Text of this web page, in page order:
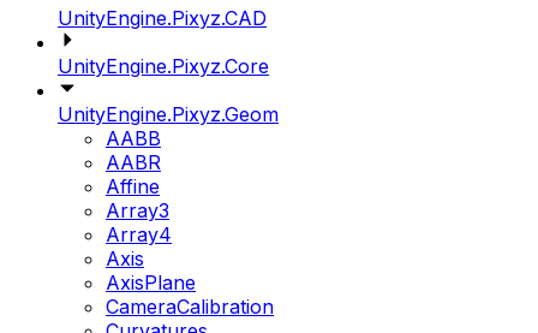
UnityEngine.Pixyz.CAD
UnityEngine.Pixyz.Core
UnityEngine.Pixyz.Geom
AABB
AABR
Affine
Array3
Array4
Axis
AxisPlane
CameraCalibration